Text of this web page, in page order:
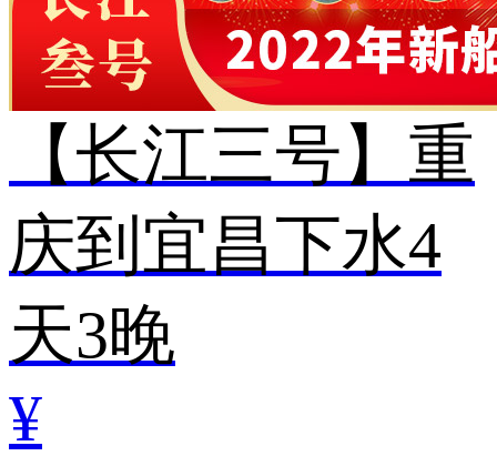
【长江三号】重
庆到宜昌下水4
天3晚
¥